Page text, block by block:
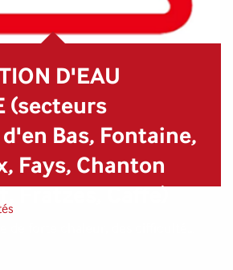
D'EAU
(secteurs
Bas, Fontaine,
Fays, Chanton
Fratzes, Caffe)